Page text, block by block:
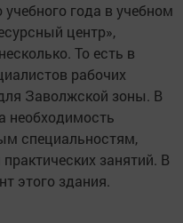
года в учебном
центр»,
То есть в
рабочих
Заволжской зоны. В
необходимость
специальностям,
занятий. В
этого здания.